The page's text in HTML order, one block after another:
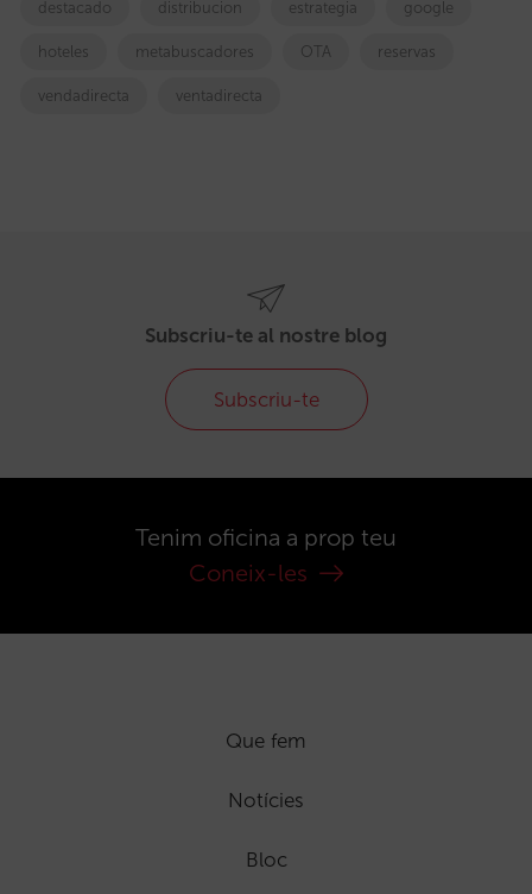
destacado distribucion estrategia google
hoteles metabuscadores OTA reservas
vendadirecta ventadirecta
Subscriu-te al nostre blog
Subscriu-te
Tenim oficina a prop teu
Coneix-les
Que fem
Notícies
Bloc